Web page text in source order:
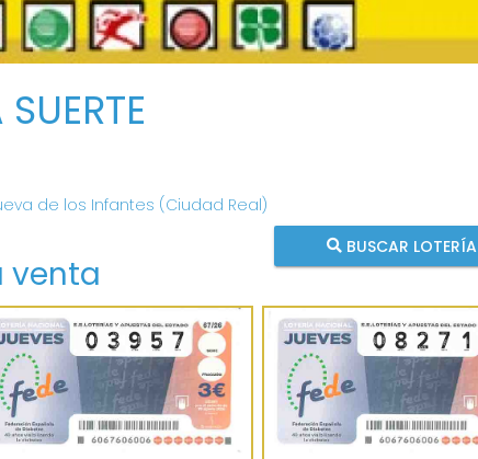
de los Infantes (Ciudad Real)
venta
BUSCAR LOTERÍA